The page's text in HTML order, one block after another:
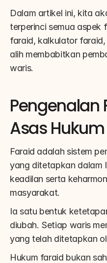
Dalam artikel ini, kita
terperinci semua aspek
faraid, kalkulator
alih membabitkan
waris.
Pengenalan
Asas Hukum
Faraid adalah sistem
yang ditetapkan dalam
keadilan serta
masyarakat.
Ia satu bentuk
diubah. Setiap waris
yang telah ditetapkan
Hukum faraid bukan